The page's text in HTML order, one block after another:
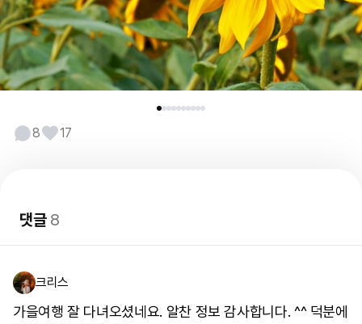
8 17
댓글8
크리스
가을여행 잘 다녀오셨네요. 알찬 정보 감사합니다. ^^ 덕분에